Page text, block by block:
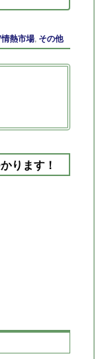
熱市場, その他
ります！